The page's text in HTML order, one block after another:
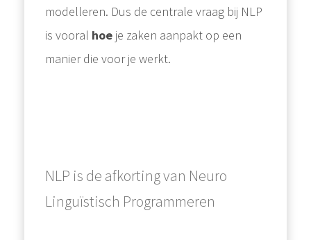
modelleren. Dus de centrale vraag bij NLP
is vooral hoe je zaken aanpakt op een
manier die voor je werkt.
NLP is de afkorting van Neuro
Linguïstisch Programmeren